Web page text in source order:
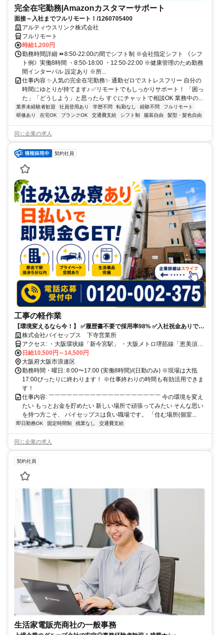
完全在宅勤務|Amazonカスタマーサポート
面接～入社までフルリモート！/1260705400
アルティウスリンク株式会社
フルリモート
時給1,200円
勤務時間詳細 ⏩8:50-22:00の間でシフト制 ※会社指定シフト 《シフ
ト例》実働8時間 ・8:50-18:00 ・12:50-22:00 ※健康管理のため勤務
間インターバル 設定あり ※所...
仕事内容 ✨人気の完全在宅勤務✨ 通勤ゼロでストレスフリー 自分の
時間にゆとりが持てます♪ ✅リモートでもしっかりサポート！ 「困っ
た」「どうしよう」と思ったら すぐにチャットで相談OK 業務中の...
業界未経験者歓迎 社員登用あり 学歴不問 転勤なし 経験不問
フルリモート
研修あり
在宅OK ブランクOK 交通費支給 シフト制 服装自由 髪型・髪色自由
同じ企業の求人
契約社員
工事の軽作業
【環境変えるなら今！】 ✅履歴書不要で採用率98% ✅入社祝金ありで3
食個室付き！
株式会社バイセップス 下寺営業所
アクセス: ・大阪環状線「新今宮駅」 ・大阪メトロ堺筋線「恵美須町
駅」徒歩4分 ・大阪メトロ谷町線「四天王寺前夕陽ヶ丘駅」徒歩9分
日給10,500円～14,500円
大阪府大阪市浪速区
勤務時間・曜日: 8:00〜17:00 (実働8時間)/(日勤のみ) ※現場は大抵
17:00ぴったりに終わります！ ※仕事終わりの時間も有効活用できま
す！
仕事内容: ￣￣￣￣￣￣￣￣￣￣￣￣￣￣￣￣￣￣￣ 今の環境を変え
たい もっとお金を貯めたい 新しい場所で頑張ってみたい そんな思い
を持つ方こそ、 バイセップスは良い職場です。 「住む場所(個室...
即日勤務OK 固定時間制 残業なし 交通費支給
同じ企業の求人
契約社員
生活家電販売商社の一般事務